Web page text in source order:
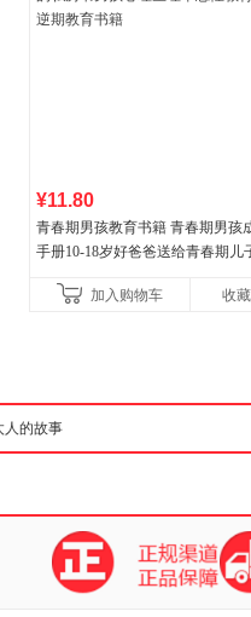
¥11.80
青春期男孩教育书籍 青春期男孩
手册10-18岁好爸爸送给青春期儿
期教育书籍加入购物车 收藏